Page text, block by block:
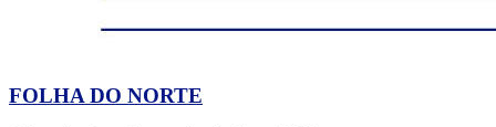
FOLHA DO NORTE